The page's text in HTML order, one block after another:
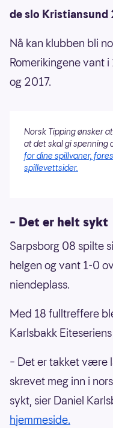
de slo Kristiansund
Nå kan klubben bli
Romerikingene vant
og 2017.
Norsk Tipping ønsker
at det skal gi spenning
for dine spillvaner,
spillevettsider.
– Det er helt sykt
Sarpsborg 08 spilte
helgen og vant 1-0
niendeplass.
Med 18 fulltreffere
Karlsbakk
– Det er takket være
skrevet meg inn i
sykt, sier Daniel
hjemmeside.